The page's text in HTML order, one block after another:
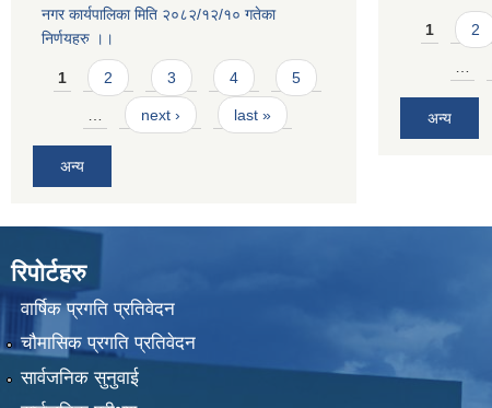
नगर कार्यपालिका मिति २०८२/१२/१० गतेका
निर्णयहरु ।।
Pages
1 2 3 4 5
next › last »
अन्य
Pages
1 2
अन्य
रिपोर्टहरु
वार्षिक प्रगति प्रतिवेदन
चौमासिक प्रगति प्रतिवेदन
सार्वजनिक सुनुवाई